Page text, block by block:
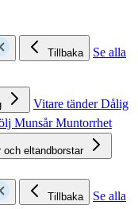
Tillbaka
Se alla
Vitare tänderDålig
MunsårMuntorrhet
och eltandborstar
Tillbaka
Se alla